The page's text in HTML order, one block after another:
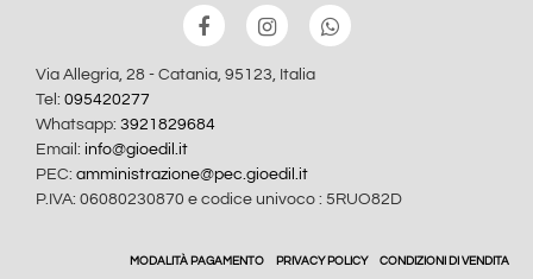
Via Allegria, 28 - Catania, 95123, Italia
Tel: 095420277
Whatsapp: 3921829684
Email: info@gioedil.it
PEC: amministrazione@pec.gioedil.it
P.IVA: 06080230870 e codice univoco : 5RUO82D
MODALITÀ PAGAMENTO PRIVACY POLICY CONDIZIONI DI VENDITA